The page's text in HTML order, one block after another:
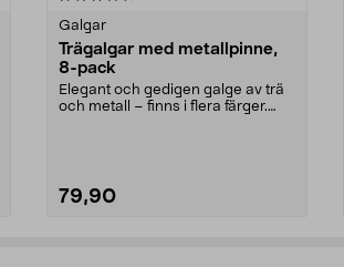
Galgar
Trägalgar med metallpinne,
8-pack
Elegant och gedigen galge av trä
och metall – finns i flera färger.
79,90